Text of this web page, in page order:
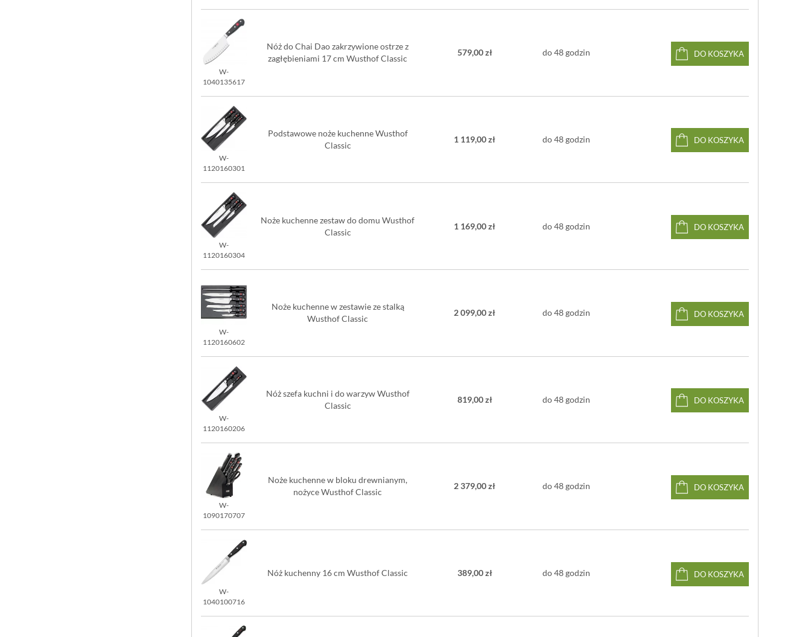
W-
1040135617
Nóż do Chai Dao zakrzywione ostrze z
zagłębieniami 17 cm Wusthof Classic
579,00 zł do 48 godzin DO KOSZYKA
W-
1120160301
Podstawowe noże kuchenne Wusthof
Classic
1 119,00 zł do 48 godzin DO KOSZYKA
W-
1120160304
Noże kuchenne zestaw do domu Wusthof
Classic
1 169,00 zł do 48 godzin DO KOSZYKA
W-
1120160602
Noże kuchenne w zestawie ze stalką
Wusthof Classic
2 099,00 zł do 48 godzin DO KOSZYKA
W-
1120160206
Nóż szefa kuchni i do warzyw Wusthof
Classic
819,00 zł do 48 godzin DO KOSZYKA
W-
1090170707
Noże kuchenne w bloku drewnianym,
nożyce Wusthof Classic
2 379,00 zł do 48 godzin DO KOSZYKA
W-
1040100716
Nóż kuchenny 16 cm Wusthof Classic 389,00 zł do 48 godzin DO KOSZYKA